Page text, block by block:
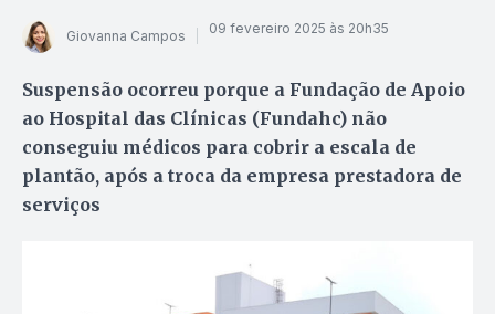
Giovanna Campos 09 fevereiro 2025 às 20h35
Suspensão ocorreu porque a Fundação de Apoio
ao Hospital das Clínicas (Fundahc) não
conseguiu médicos para cobrir a escala de
plantão, após a troca da empresa prestadora de
serviços